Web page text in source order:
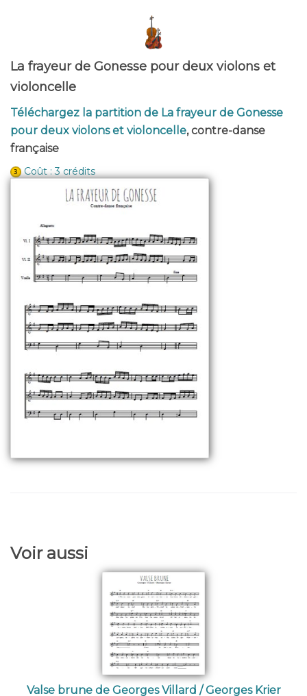
La frayeur de Gonesse pour deux violons et
violoncelle
Téléchargez la partition de La frayeur de Gonesse
pour deux violons et violoncelle, contre-danse
française
Coût : 3 crédits
Voir aussi
Valse brune de Georges Villard / Georges Krier